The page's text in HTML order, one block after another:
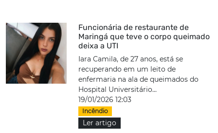
Funcionária de restaurante de
Maringá que teve o corpo queimado
deixa a UTI
Iara Camila, de 27 anos, está se
recuperando em um leito de
enfermaria na ala de queimados do
Hospital Universitário...
19/01/2026 12:03
Incêndio
Ler artigo